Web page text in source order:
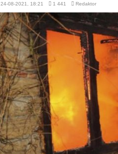
24-08-2021, 18:21 1 441 Redaktor